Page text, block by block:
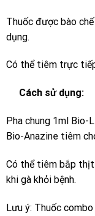
Thuốc được bào
dụng.
Có thể tiêm trực
Cách sử dụng:
Pha chung 1ml Bio-
Bio-Anazine tiêm
Có thể tiêm bắp
khi gà khỏi bệnh.
Lưu ý: Thuốc